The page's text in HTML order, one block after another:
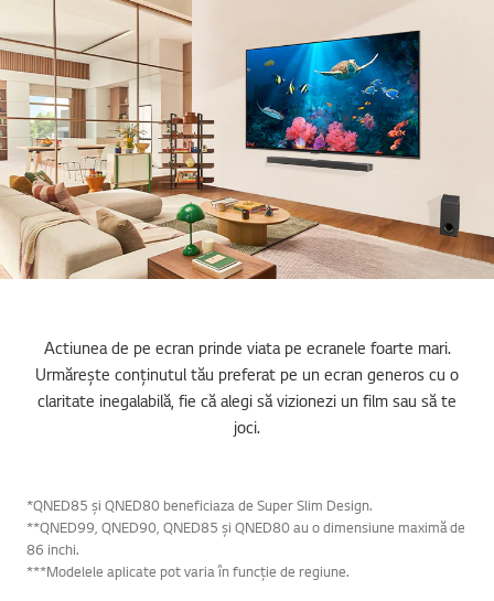
Actiunea de pe ecran prinde viata pe ecranele foarte mari.
Urmărește conținutul tău preferat pe un ecran generos cu o
claritate inegalabilă, fie că alegi să vizionezi un film sau să te
joci.
*QNED85 și QNED80 beneficiaza de Super Slim Design.
**QNED99, QNED90, QNED85 și QNED80 au o dimensiune maximă de
86 inchi.
***Modelele aplicate pot varia în funcție de regiune.